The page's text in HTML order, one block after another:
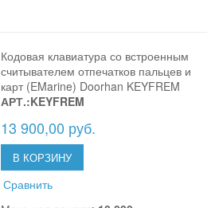
Кодовая клавиатура со встроенным
считывателем отпечатков пальцев и
карт (EMarine) Doorhan KEYFREM
АРТ.:KEYFREM
13 900,00 руб.
В КОРЗИНУ
Сравнить